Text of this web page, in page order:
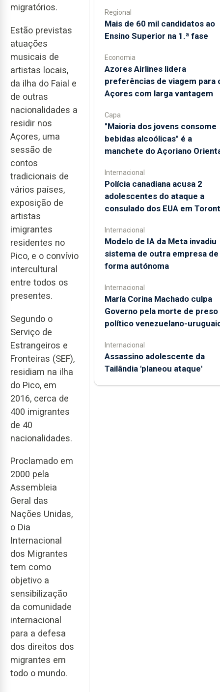
migratórios.
Estão previstas
atuações
musicais de
artistas locais,
da ilha do Faial e
de outras
nacionalidades a
residir nos
Açores, uma
sessão de
contos
tradicionais de
vários países,
exposição de
artistas
imigrantes
residentes no
Pico, e o convívio
intercultural
entre todos os
presentes.
Segundo o
Serviço de
Estrangeiros e
Fronteiras (SEF),
residiam na ilha
do Pico, em
2016, cerca de
400 imigrantes
de 40
nacionalidades.
Proclamado em
2000 pela
Assembleia
Geral das
Nações Unidas,
o Dia
Internacional
dos Migrantes
tem como
objetivo a
sensibilização
da comunidade
internacional
para a defesa
dos direitos dos
migrantes em
todo o mundo.
Regional
Mais de 60 mil candidatos ao
Ensino Superior na 1.ª fase
Economia
Azores Airlines lidera
preferências de viagem para
Açores com larga vantagem
Capa
"Maioria dos jovens consome
bebidas alcoólicas" é a
manchete do Açoriano
Internacional
Polícia canadiana acusa 2
adolescentes do ataque a
consulado dos EUA em
Internacional
Modelo de IA da Meta invadiu
sistema de outra empresa de
forma autónoma
Internacional
María Corina Machado culpa
Governo pela morte de preso
político venezuelano-
Internacional
Assassino adolescente da
Tailândia 'planeou ataque'